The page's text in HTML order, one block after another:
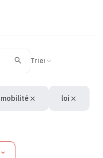
Valider
mobilité loi